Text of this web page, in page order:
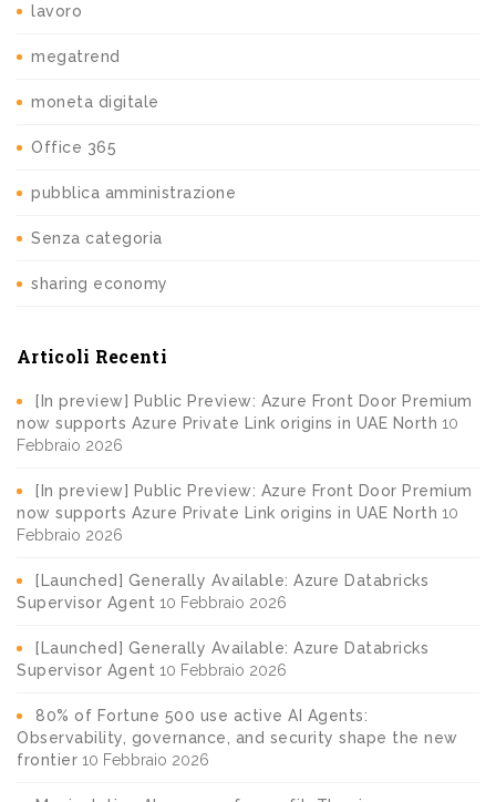
lavoro
megatrend
moneta digitale
Office 365
pubblica amministrazione
Senza categoria
sharing economy
Articoli Recenti
[In preview] Public Preview: Azure Front Door Premium
now supports Azure Private Link origins in UAE North 10
Febbraio 2026
[In preview] Public Preview: Azure Front Door Premium
now supports Azure Private Link origins in UAE North 10
Febbraio 2026
[Launched] Generally Available: Azure Databricks
Supervisor Agent 10 Febbraio 2026
[Launched] Generally Available: Azure Databricks
Supervisor Agent 10 Febbraio 2026
80% of Fortune 500 use active AI Agents:
Observability, governance, and security shape the new
frontier 10 Febbraio 2026